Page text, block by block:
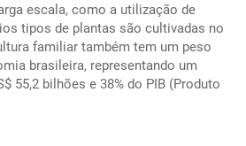
escala, como a utilização de
tipos de plantas são cultivadas no
familiar também tem um peso
brasileira, representando um
55,2 bilhões e 38% do PIB (Produto